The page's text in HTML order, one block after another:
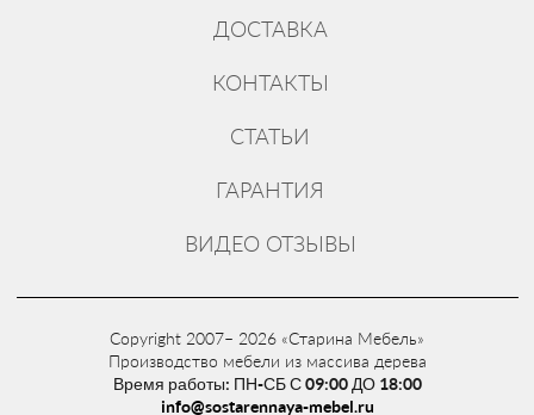
ДОСТАВКА
КОНТАКТЫ
СТАТЬИ
ГАРАНТИЯ
ВИДЕО ОТЗЫВЫ
Copyright 2007– 2026 «Старина Мебель»
Производство мебели из массива дерева
Время работы: ПН-СБ С 09:00 ДО 18:00
info@sostarennaya-mebel.ru